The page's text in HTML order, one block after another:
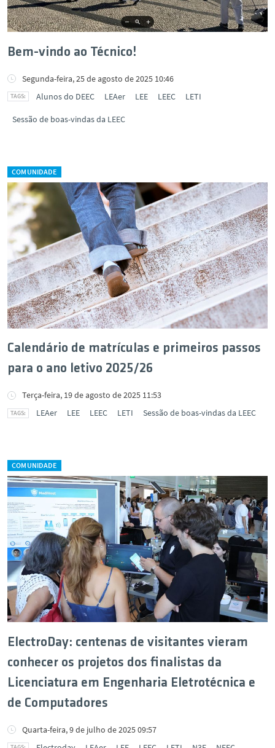
Bem-vindo ao Técnico!
Segunda-feira, 25 de agosto de 2025 10:46
Alunos do DEEC
LEAer LEE LEEC LETI
Sessão de boas-vindas da LEEC
COMUNIDADE
Calendário de matrículas e primeiros passos
para o ano letivo 2025/26
Terça-feira, 19 de agosto de 2025 11:53
LEAer
LEE LEEC LETI Sessão de boas-vindas da LEEC
COMUNIDADE
ElectroDay: centenas de visitantes vieram
conhecer os projetos dos finalistas da
Licenciatura em Engenharia Eletrotécnica e
de Computadores
Quarta-feira, 9 de julho de 2025 09:57